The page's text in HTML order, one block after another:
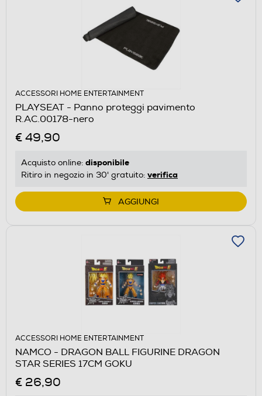
ACCESSORI HOME ENTERTAINMENT
PLAYSEAT - Panno proteggi pavimento
R.AC.00178-nero
€ 49,90
Acquisto online: disponibile
Ritiro in negozio in 30' gratuito: verifica
AGGIUNGI
ACCESSORI HOME ENTERTAINMENT
NAMCO - DRAGON BALL FIGURINE DRAGON
STAR SERIES 17CM GOKU
€ 26,90